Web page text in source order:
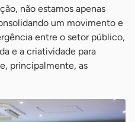
não estamos apenas
um movimento e
entre o setor público,
e a criatividade para
principalmente, as